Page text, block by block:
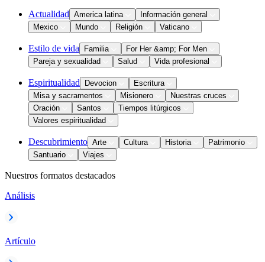
Actualidad America latina
Información general
Mexico
Mundo Religión Vaticano
Estilo de vida Familia
For Her &amp; For Men
Pareja y sexualidad
Salud Vida profesional
Espiritualidad Devocion
Escritura
Misa y sacramentos
Misionero
Nuestras cruces
Oración
Santos
Tiempos litúrgicos
Valores espiritualidad
Descubrimiento Arte Cultura Historia
Patrimonio
Santuario
Viajes
Nuestros formatos destacados
Análisis
Artículo